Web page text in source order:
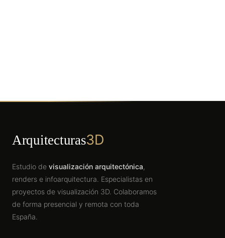
Arquitecturas3D
Estudio de visualización arquitectónica,
renders e infoarquitectura. Especialistas en
proyectos de visualización 3D. Colaboramos
de forma presencial y remota con toda
España.